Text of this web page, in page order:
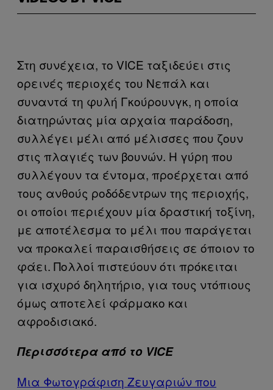
Στη συνέχεια, το VICE ταξιδεύει στις
ορεινές περιοχές του Νεπάλ και
συναντά τη φυλή Γκούρουνγκ, η οποία
διατηρώντας μία αρχαία παράδοση,
συλλέγει μέλι από μέλισσες που ζουν
στις πλαγιές των βουνών. Η γύρη που
συλλέγουν τα έντομα, προέρχεται από
τους ανθούς ροδόδεντρων της περιοχής,
οι οποίοι περιέχουν μία δραστική τοξίνη,
με αποτέλεσμα το μέλι που παράγεται
να προκαλεί παραισθήσεις σε όποιον το
φάει. Πολλοί πιστεύουν ότι πρόκειται
για ισχυρό δηλητήριο, για τους ντόπιους
όμως αποτελεί φάρμακο και
αφροδισιακό.
Περισσότερα από το VICE
Μια Φωτογράφιση Ζευγαριών που